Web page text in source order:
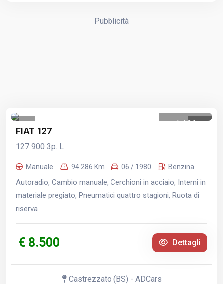
Pubblicità
1 /36
FIAT 127
127 900 3p. L
Manuale 94.286 Km 06 / 1980 Benzina
Autoradio, Cambio manuale, Cerchioni in acciaio, Interni in
materiale pregiato, Pneumatici quattro stagioni, Ruota di
riserva
€ 8.500 Dettagli
Castrezzato (BS) - ADCars